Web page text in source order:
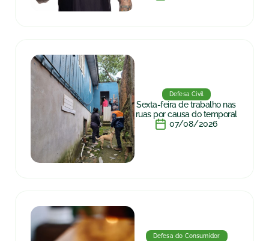
Defesa Civil
Sexta-feira de trabalho nas
ruas por causa do temporal
07/08/2026
Defesa do Consumidor